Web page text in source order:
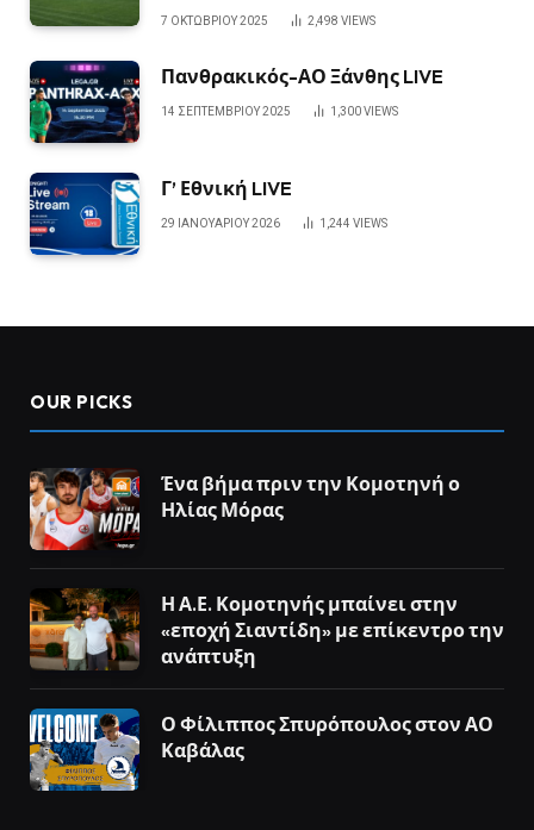
7 ΟΚΤΩΒΡΊΟΥ 2025 2,498 VIEWS
Πανθρακικός-ΑΟ Ξάνθης LIVE
14 ΣΕΠΤΕΜΒΡΊΟΥ 2025 1,300VIEWS
Γ’ Εθνική LIVE
29 ΙΑΝΟΥΑΡΊΟΥ 2026 1,244 VIEWS
OUR PICKS
Ένα βήμα πριν την Κομοτηνή ο
Ηλίας Μόρας
Η Α.Ε. Κομοτηνής μπαίνει στην
«εποχή Σιαντίδη» με επίκεντρο την
ανάπτυξη
Ο Φίλιππος Σπυρόπουλος στον ΑΟ
Καβάλας